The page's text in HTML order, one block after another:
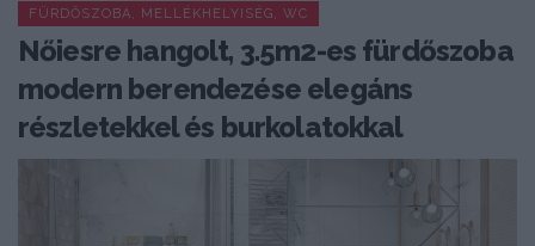
FÜRDŐSZOBA, MELLÉKHELYISÉG, WC
Nőiesre hangolt, 3.5m2-es fürdőszoba
modern berendezése elegáns
részletekkel és burkolatokkal